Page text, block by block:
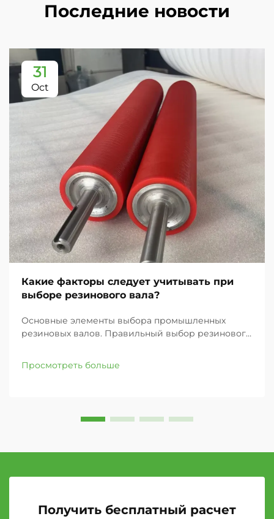
Последние новости
31
Oct
Какие факторы следует учитывать при
выборе резинового вала?
Основные элементы выбора промышленных
резиновых валов. Правильный выбор резинового
может значительно повлиять на эффективность
работы, качество продукции и общую
Просмотреть больше
Получить бесплатный расчет